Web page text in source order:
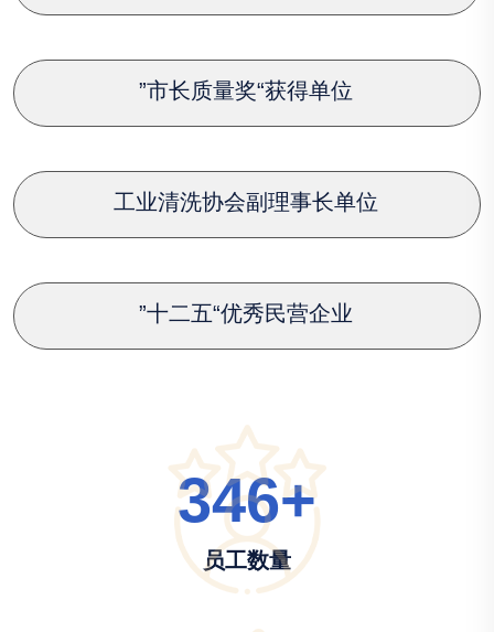
”市长质量奖“获得单位
工业清洗协会副理事长单位
”十二五“优秀民营企业
346+
员工数量